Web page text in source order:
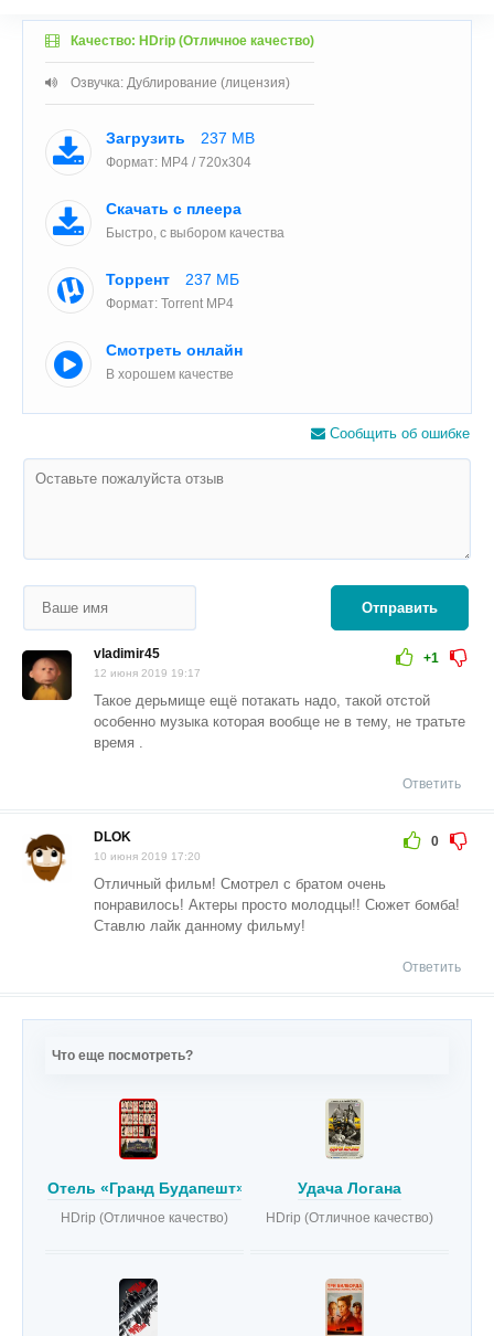
Качество: HDrip (Отличное качество)
Озвучка: Дублирование (лицензия)
Загрузить 237 MB
Формат: MP4 / 720x304
Скачать с плеера
Быстро, с выбором качества
Торрент 237 МБ
Формат: Torrent MP4
Смотреть онлайн
В хорошем качестве
Сообщить об ошибке
Отправить
+1
vladimir45
12 июня 2019 19:17
Такое дерьмище ещё потакать надо, такой отстой
особенно музыка которая вообще не в тему, не тратьте
время .
Ответить
0
DLOK
10 июня 2019 17:20
Отличный фильм! Смотрел с братом очень
понравилось! Актеры просто молодцы!! Сюжет бомба!
Ставлю лайк данному фильму!
Ответить
Что еще посмотреть?
Отель «Гранд Будапешт»
HDrip (Отличное качество)
Удача Логана
HDrip (Отличное качество)